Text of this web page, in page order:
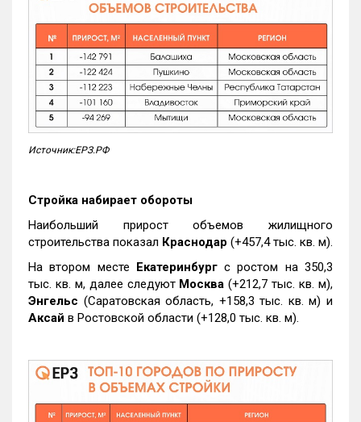
Источник:ЕРЗ.РФ
Стройка набирает обороты
Наибольший прирост объемов жилищного
строительства показал Краснодар (+457,4 тыс. кв. м).
На втором месте Екатеринбургс ростом на 350,3
тыс. кв. м, далее следуют Москва (+212,7 тыс. кв. м),
Энгельс (Саратовская область, +158,3 тыс. кв. м) и
Аксай в Ростовской области (+128,0 тыс. кв. м).